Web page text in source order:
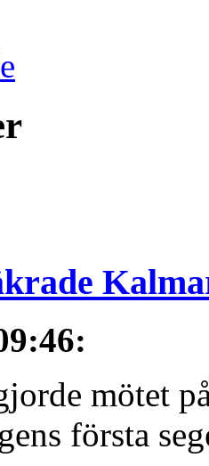
:
mötet
första